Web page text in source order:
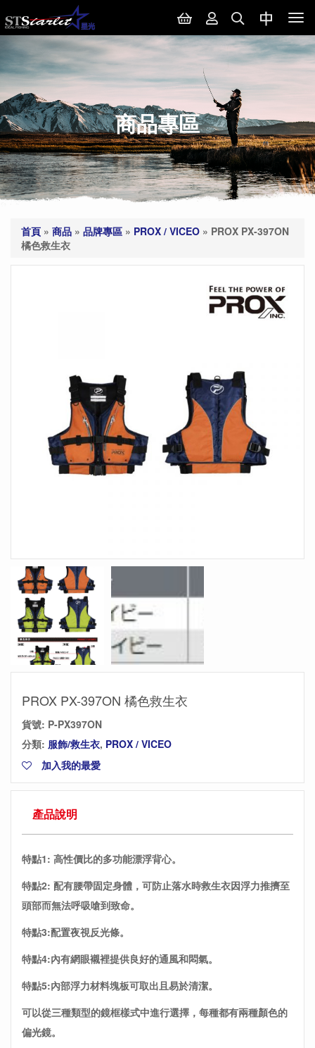
商品專區
首頁 » 商品 » 品牌專區 » PROX / VICEO » PROX PX-397ON
橘色救生衣
PROX PX-397ON 橘色救生衣
貨號: P-PX397ON
分類: 服飾/救生衣, PROX / VICEO
加入我的最愛
產品說明
特點1: 高性價比的多功能漂浮背心。
特點2: 配有腰帶固定身體，可防止落水時救生衣因浮力推擠至
頭部而無法呼吸嗆到致命。
特點3:配置夜視反光條。
特點4:內有網眼襯裡提供良好的通風和悶氣。
特點5:內部浮力材料塊板可取出且易於清潔。
可以從三種類型的鏡框樣式中進行選擇，每種都有兩種顏色的
偏光鏡。